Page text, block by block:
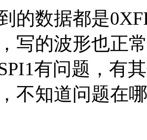
的数据都是
写的波形也正
有问题，有
不知道问题在